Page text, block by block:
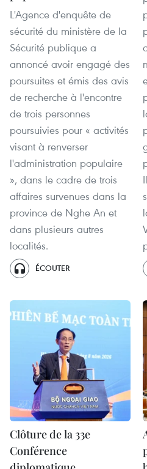
L'Agence d'enquête de
sécurité du ministère de la
Sécurité publique a
annoncé avoir engagé des
poursuites et émis des avis
de recherche à l'encontre
de trois personnes
poursuivies pour « activités
visant à renverser
l'administration populaire
», dans le cadre de trois
affaires survenues dans la
province de Nghe An et
dans plusieurs autres
localités.
ÉCOUTER
Clôture de la 33e
Conférence